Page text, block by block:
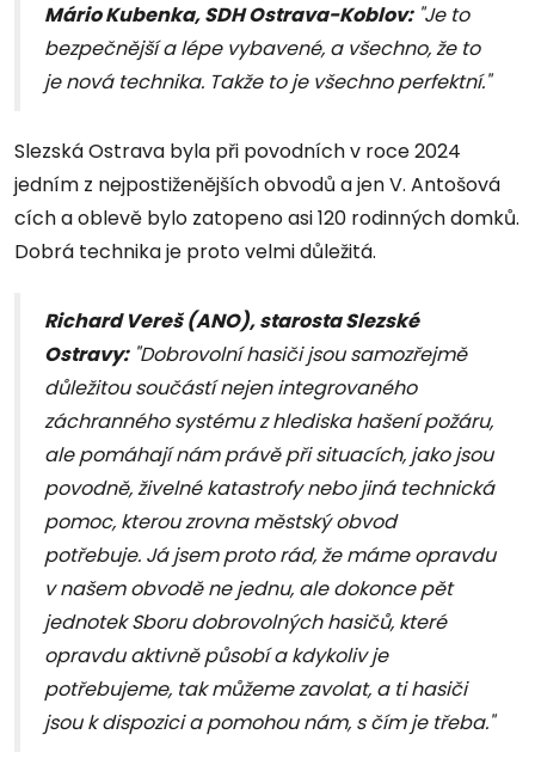
Mário Kubenka, SDH Ostrava-Koblov:"Je to
bezpečnější a lépe vybavené, a všechno, že to
je nová technika. Takže to je všechno perfektní."
Slezská Ostrava byla při povodních v roce 2024
jedním z nejpostiženějších obvodů a jen V. Antošová
cích a oblevě bylo zatopeno asi 120 rodinných domků.
Dobrá technika je proto velmi důležitá.
Richard Vereš (ANO), starosta Slezské
Ostravy:"Dobrovolní hasiči jsou samozřejmě
důležitou součástí nejen integrovaného
záchranného systému z hlediska hašení požáru,
ale pomáhají nám právě při situacích, jako jsou
povodně, živelné katastrofy nebo jiná technická
pomoc, kterou zrovna městský obvod
potřebuje. Já jsem proto rád, že máme opravdu
v našem obvodě ne jednu, ale dokonce pět
jednotek Sboru dobrovolných hasičů, které
opravdu aktivně působí a kdykoliv je
potřebujeme, tak můžeme zavolat, a ti hasiči
jsou k dispozici a pomohou nám, s čím je třeba."